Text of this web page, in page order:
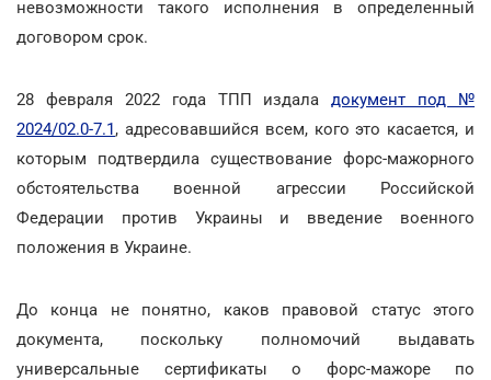
невозможности такого исполнения в определенный
договором срок.
28 февраля 2022 года ТПП издаладокумент под №
2024/02.0-7.1, адресовавшийся всем, кого это касается, и
которым подтвердила существование форс-мажорного
обстоятельства военной агрессии Российской
Федерации против Украины и введение военного
положения в Украине.
До конца не понятно, каков правовой статус этого
документа, поскольку полномочий выдавать
универсальные сертификаты о форс-мажоре по